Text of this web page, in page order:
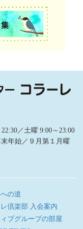
／土曜 9:00～23:00
年始／９月第１月曜
の道
レ倶楽部 入会案内
ィブグループの部屋